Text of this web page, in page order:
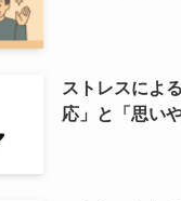
ストレスによ
応」と「思い